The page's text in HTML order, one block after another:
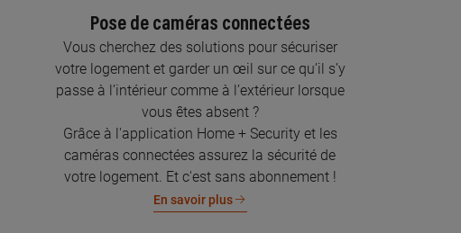
Pose de caméras connectées
Vous cherchez des solutions pour sécuriser
votre logement et garder un œil sur ce qu’il s’y
passe à l’intérieur comme à l’extérieur lorsque
vous êtes absent ?
Grâce à l'application Home + Security et les
caméras connectées assurez la sécurité de
votre logement. Et c'est sans abonnement !
En savoir plus